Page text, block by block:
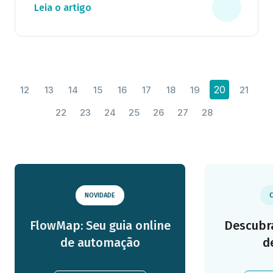
Leia o artigo
12 13 14 15 16 17 18 19 20
21
22
23 24 25 26 27 28
NOVIDADE
FlowMap: Seu guia online
de automação